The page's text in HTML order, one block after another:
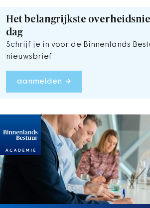
Het belangrijkste
dag
Schrijf je in voor de Binnenlands
nieuwsbrief
aanmelden